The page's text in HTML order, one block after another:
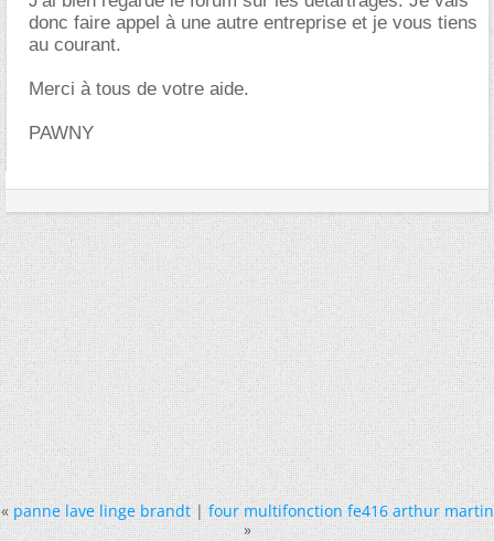
donc faire appel à une autre entreprise et je vous tiens
au courant.
Merci à tous de votre aide.
PAWNY
« panne lave linge brandt|four multifonction fe416 arthur martin
»